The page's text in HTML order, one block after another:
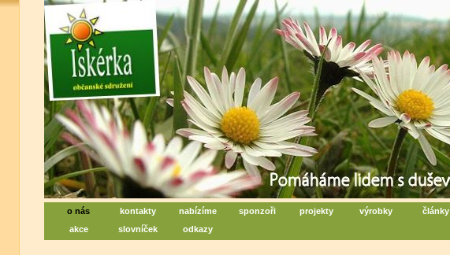
Iskérka, sociální centrum denních aktivit
Centrum na podporu duševního zdraví - Rožnov pod Radhoštěm
o nás kontakty nabízíme sponzoři projekty výrobky články
akce
slovníček odkazy